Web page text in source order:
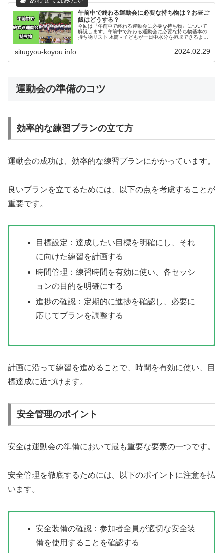
午前中で終わる運動会に必要な持ち物は？お昼ご
飯はどうする？
今回は『午前中で終わる運動会に必要な持ち物』について
解説します。午前中で終わる運動会に必要な持ち物基本の
持ち物リスト 水筒 - 子どもが一日中水分を摂取できるよう
situgyou-koyou.info 2024.02.29
運動会の準備のコツ
効率的な練習プランの立て方
運動会の成功は、効率的な練習プランにかかっています。
良いプランを立てるためには、以下の点を考慮することが
重要です。
目標設定：達成したい目標を明確にし、それ
に向けた練習を計画する
時間管理：練習時間を有効に使い、各セッシ
ョンの目的を明確にする
進捗の確認：定期的に進捗を確認し、必要に
応じてプランを調整する
計画に沿って練習を進めることで、時間を有効に使い、目
標達成に近づけます。
安全管理のポイント
安全は運動会の準備において最も重要な要素の一つです。
安全管理を徹底するためには、以下のポイントに注意を払
います。
安全装備の確認：参加者全員が適切な安全装
備を使用することを確認する